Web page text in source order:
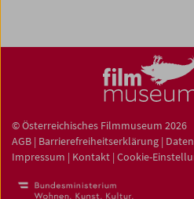
© Österreichisches Filmmuseum 2026
AGB | Barrierefreiheitserklärung |
Impressum | Kontakt | Cookie-